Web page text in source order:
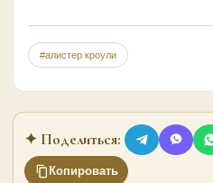
#алистер кроули
✦ Поделиться:
Копировать